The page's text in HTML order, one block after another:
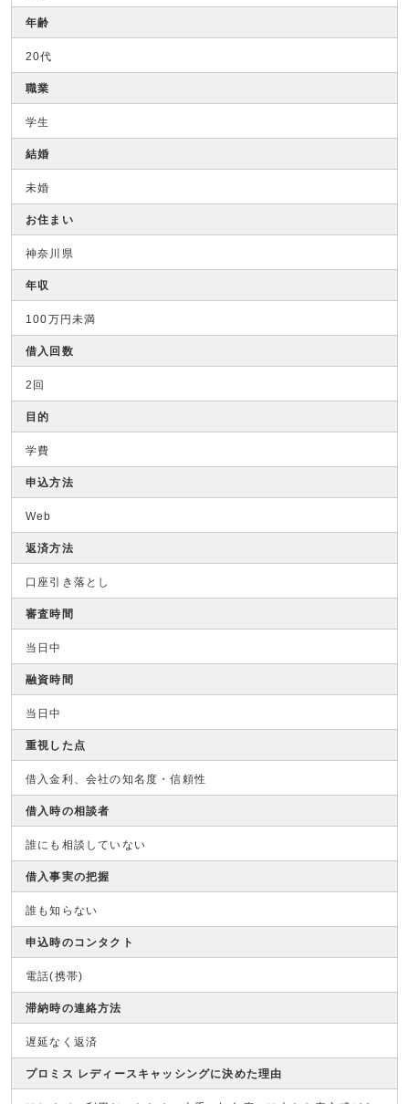
年齢
20代
職業
学生
結婚
未婚
お住まい
神奈川県
年収
100万円未満
借入回数
2回
目的
学費
申込方法
Web
返済方法
口座引き落とし
審査時間
当日中
融資時間
当日中
重視した点
借入金利、会社の知名度・信頼性
借入時の相談者
誰にも相談していない
借入事実の把握
誰も知らない
申込時のコンタクト
電話(携帯)
滞納時の連絡方法
遅延なく返済
プロミス レディースキャッシングに決めた理由